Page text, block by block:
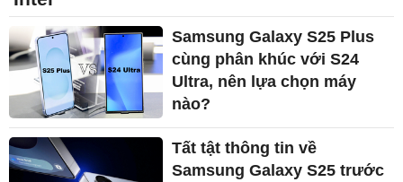
Samsung Galaxy S25 Plus
cùng phân khúc với S24
Ultra, nên lựa chọn máy
nào?
Tất tật thông tin về
Samsung Galaxy S25 trước